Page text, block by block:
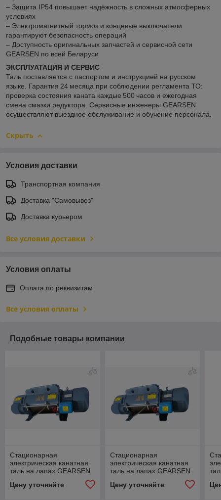
– Защита IP54 повышает надёжность в сложных атмосферных
условиях
– Электромагнитный тормоз и концевые выключатели
гарантируют безопасность операций
– Доступность оригинальных запчастей и сервисной сети
GEARSEN по всей Беларуси
ЭКСПЛУАТАЦИЯ И СЕРВИС
Таль поставляется с паспортом и инструкцией на русском
языке. Гарантия 24 месяца при соблюдении регламента ТО:
проверка состояния каната каждые 500 часов и ежегодная
смена смазки редуктора. Сервисные инженеры GEARSEN
осуществляют выездное обслуживание и обучение персонала.
Скрыть
Условия доставки
Транспортная компания
Доставка "Самовывоз"
Доставка курьером
Все условия доставки
Условия оплаты
Оплата по реквизитам
Все условия оплаты
Подобные товары компании
Стационарная
электрическая канатная
таль на лапах GEARSEN
Цену уточняйте
Стационарная
электрическая канатная
таль на лапах GEARSEN
Цену уточняйте